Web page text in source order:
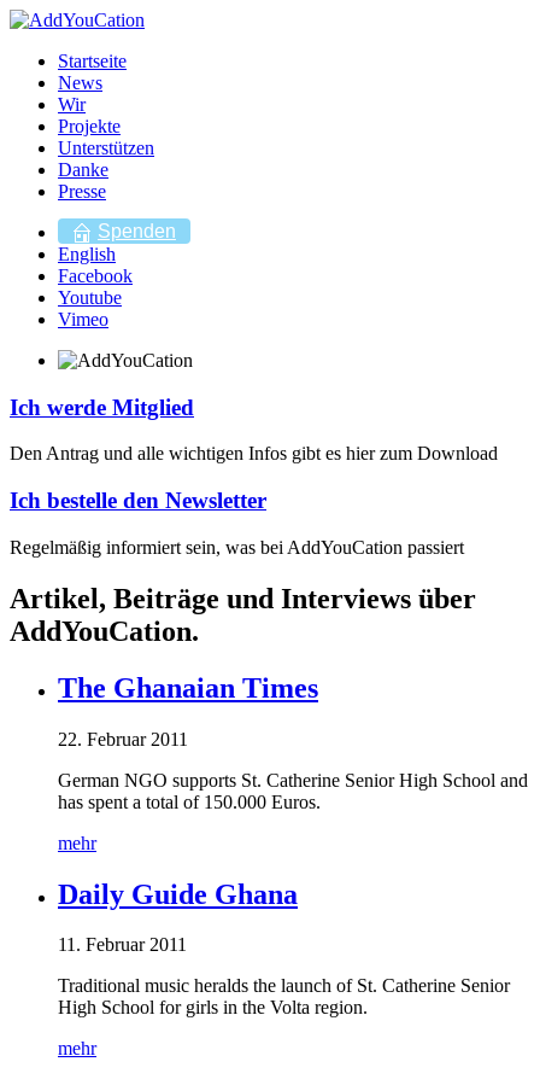
Startseite
News
Wir
Projekte
Unterstützen
Danke
Presse
Spenden
English
Facebook
Youtube
Vimeo
Ich werde Mitglied
Den Antrag und alle wichtigen Infos gibt es hier zum Download
Ich bestelle den Newsletter
Regelmäßig informiert sein, was bei AddYouCation passiert
Artikel, Beiträge und Interviews über
AddYouCation.
The Ghanaian Times
22. Februar 2011
German NGO supports St. Catherine Senior High School and
has spent a total of 150.000 Euros.
mehr
Daily Guide Ghana
11. Februar 2011
Traditional music heralds the launch of St. Catherine Senior
High School for girls in the Volta region.
mehr